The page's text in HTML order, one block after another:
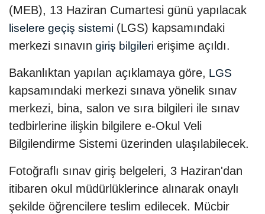
(MEB), 13 Haziran Cumartesi günü yapılacak
liselere geçiş sistemi (LGS) kapsamındaki
merkezi sınavın giriş bilgileri erişime açıldı.
Bakanlıktan yapılan açıklamaya göre, LGS
kapsamındaki merkezi sınava yönelik sınav
merkezi, bina, salon ve sıra bilgileri ile sınav
tedbirlerine ilişkin bilgilere e-Okul Veli
Bilgilendirme Sistemi üzerinden ulaşılabilecek.
Fotoğraflı sınav giriş belgeleri, 3 Haziran'dan
itibaren okul müdürlüklerince alınarak onaylı
şekilde öğrencilere teslim edilecek. Mücbir